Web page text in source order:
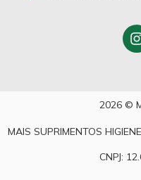
2026 ©
MAIS SUPRIMENTOS
CNPJ: